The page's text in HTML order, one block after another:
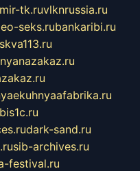
mir-tk.ruvlknrussia.ru
seks.rubankaribi.ru
dark-sand.ru
sib-archives.ru
festival.ru